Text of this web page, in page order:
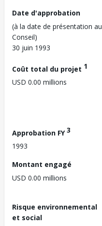
Date d'approbation
(à la date de présentation au
Conseil)
30 juin 1993
Coût total du projet 1
USD 0.00 millions
Approbation FY3
1993
Montant engagé
USD 0.00 millions
Risque environnemental
et social